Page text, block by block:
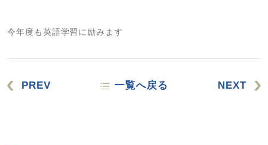
今年度も英語学習に励みます
PREV 一覧へ戻る NEXT